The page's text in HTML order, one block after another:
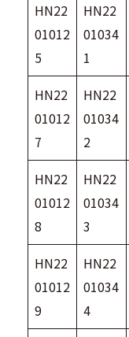
HN22
01012
5
HN22
01034
1
HN22
01012
7
HN22
01034
2
HN22
01012
8
HN22
01034
3
HN22
01012
9
HN22
01034
4